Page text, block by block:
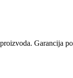
Garancija